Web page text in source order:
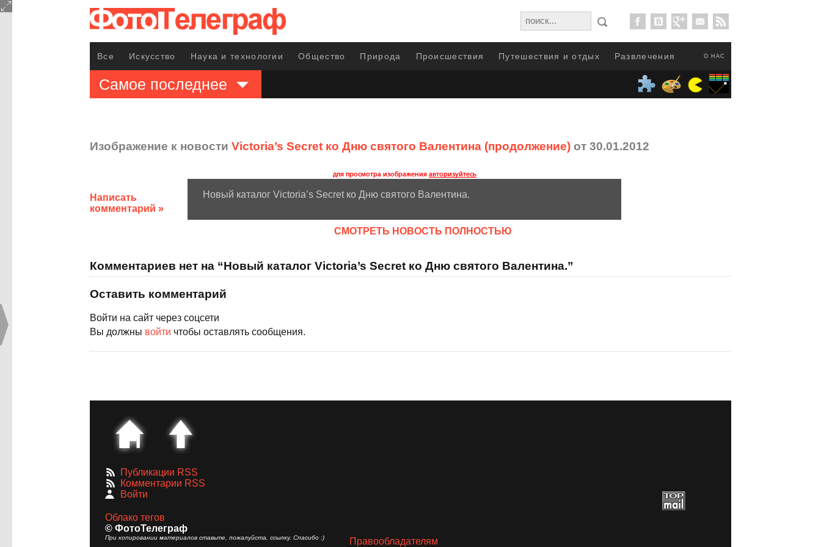
О НАС
Все Искусство Наука и технологии Общество Природа Происшествия Путешествия и отдых Развлечения
Самое последнее
Изображение к новости Victoria’s Secret ко Дню святого Валентина (продолжение) от 30.01.2012
Написать
комментарий »
Новый каталог Victoria’s Secret ко Дню святого Валентина.
CМОТРЕТЬ НОВОСТЬ ПОЛНОСТЬЮ
Комментариев нет на “Новый каталог Victoria’s Secret ко Дню святого Валентина.”
Оставить комментарий
Войти на сайт через соцсети
Вы должны войти чтобы оставлять сообщения.
Публикации RSS
Комментарии RSS
Войти
Облако тегов
© ФотоТелеграф
При копировании материалов ставьте, пожалуйста, ссылку. Спасибо :) Правообладателям